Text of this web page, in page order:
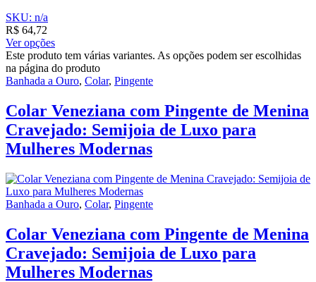
SKU: n/a
R$ 64,72
Ver opções
Este produto tem várias variantes. As opções podem ser escolhidas
na página do produto
Banhada a Ouro, Colar, Pingente
Colar Veneziana com Pingente de Menina
Cravejado: Semijoia de Luxo para
Mulheres Modernas
Banhada a Ouro, Colar, Pingente
Colar Veneziana com Pingente de Menina
Cravejado: Semijoia de Luxo para
Mulheres Modernas